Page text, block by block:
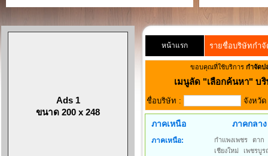
Ads 1
ขนาด 200 x 248
หน้าแรก รายชื่อบริษัทกำจั
ขอบคุณที่ใช้บริการ กำจัดป
เมนูลัด "เลือกค้นหา" บ
ชื่อบริษัท : จังหวัด
ภาคเหนือ ภาคกลาง
ภาคเหนือ: กำแพงเพชร
ตาก
เชียงใหม่
เพชรบู